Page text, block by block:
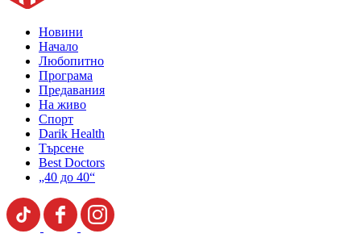
Новини
Начало
Любопитно
Програма
Предавания
На живо
Спорт
Darik Health
Търсене
Best Doctors
„40 до 40“